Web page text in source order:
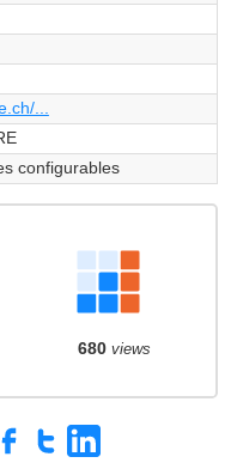
...
configurables
680views